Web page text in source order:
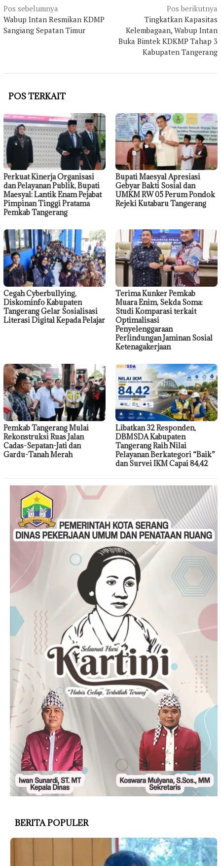
Navigasi
pos
Pos sebelumnya
Wabup Intan Resmikan KDMP
Sangiang Sepatan Timur
Pos berikutnya
Tingkatkan Kapasitas
Kelembagaan, Wabup Intan
Buka Bimtek KDKMP Tahap 3
Kabupaten Tangerang
POS TERKAIT
Perkuat Kinerja Organisasi
dan Pelayanan Publik, Bupati
Maesyal: Lantik Enam Pejabat
Pimpinan Tinggi Pratama
Pemkab Tangerang
Bupati Maesyal Apresiasi
Gebyar Bakti Sosial dan
UMKM RW 05 Perum Pondok
Rejeki Kutabaru Tangerang
Cegah Cyberbullying,
Diskominfo Kabupaten
Tangerang Gelar Sosialisasi
Literasi Digital Kepada Pelajar
Terima Kunker Pemkab
Muara Enim, Sekda Soma:
Studi Komparasi terkait
Optimalisasi
Penyelenggaraan
Perlindungan Jaminan Sosial
Ketenagakerjaan
Pemkab Tangerang Mulai
Rekonstruksi Ruas Jalan
Cadas-Sepatan-Jati dan
Gardu-Tanah Merah
Libatkan 32 Responden,
DBMSDA Kabupaten
Tangerang Raih Nilai
Pelayanan Berkategori “Baik”
dan Survei IKM Capai 84,42
BERITA POPULER